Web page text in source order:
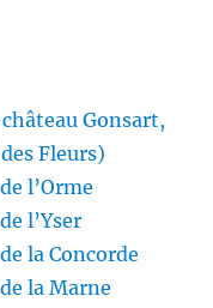
Gonsart,
Fleurs)
l’Orme
l’Yser
la Concorde
la Marne